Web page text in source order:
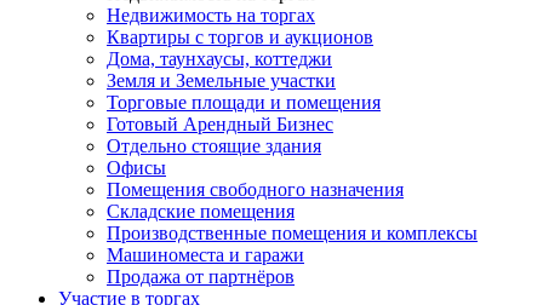
Недвижимость на торгах
Квартиры с торгов и аукционов
Дома, таунхаусы, коттеджи
Земля и Земельные участки
Торговые площади и помещения
Готовый Арендный Бизнес
Отдельно стоящие здания
Офисы
Помещения свободного назначения
Складские помещения
Производственные помещения и комплексы
Машиноместа и гаражи
Продажа от партнёров
Участие в торгах